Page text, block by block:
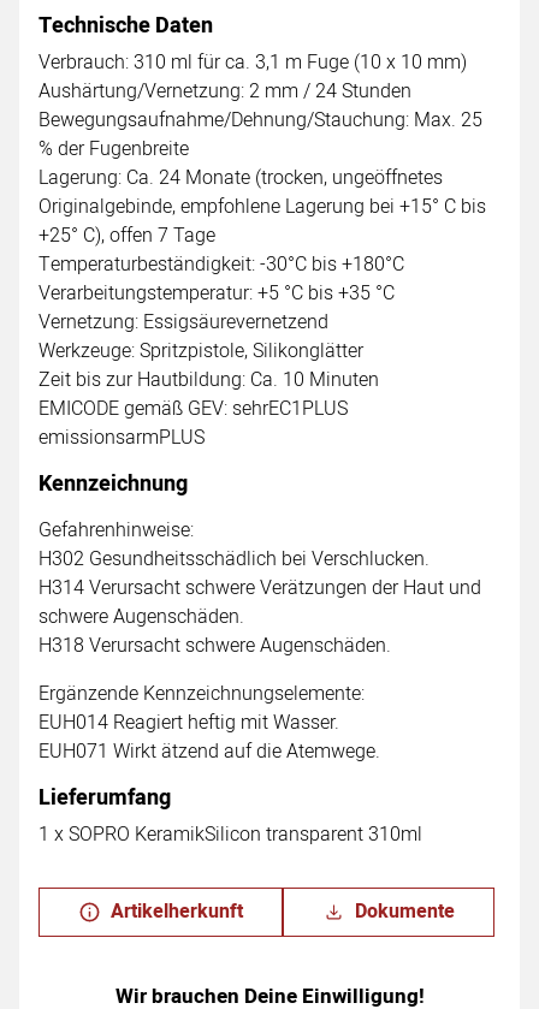
Technische Daten
Verbrauch: 310 ml für ca. 3,1 m Fuge (10 x 10 mm)
Aushärtung/Vernetzung: 2 mm / 24 Stunden
Bewegungsaufnahme/Dehnung/Stauchung: Max. 25
% der Fugenbreite
Lagerung: Ca. 24 Monate (trocken, ungeöffnetes
Originalgebinde, empfohlene Lagerung bei +15° C bis
+25° C), offen 7 Tage
Temperaturbeständigkeit: -30°C bis +180°C
Verarbeitungstemperatur: +5 °C bis +35 °C
Vernetzung: Essigsäurevernetzend
Werkzeuge: Spritzpistole, Silikonglätter
Zeit bis zur Hautbildung: Ca. 10 Minuten
EMICODE gemäß GEV: sehrEC1PLUS
emissionsarmPLUS
Kennzeichnung
Gefahrenhinweise:
H302 Gesundheitsschädlich bei Verschlucken.
H314 Verursacht schwere Verätzungen der Haut und
schwere Augenschäden.
H318 Verursacht schwere Augenschäden.
Ergänzende Kennzeichnungselemente:
EUH014 Reagiert heftig mit Wasser.
EUH071 Wirkt ätzend auf die Atemwege.
Lieferumfang
1 x SOPRO KeramikSilicon transparent 310ml
Artikelherkunft Dokumente
Wir brauchen Deine Einwilligung!